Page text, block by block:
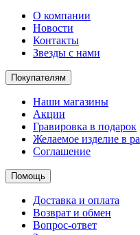
О компании
Новости
Контакты
Звезды с нами
Покупателям
Наши магазины
Акции
Гравировка в подарок
Желаемое изделие в
Соглашение
Помощь
Доставка и оплата
Возврат и обмен
Вопрос-ответ